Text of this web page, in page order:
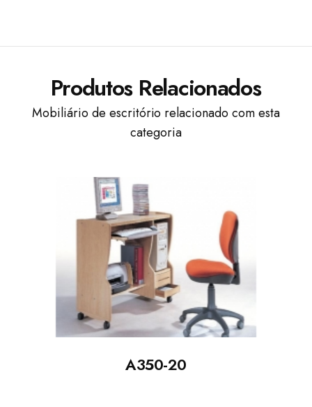
Produtos Relacionados
Mobiliário de escritório relacionado com esta
categoria
A350-20